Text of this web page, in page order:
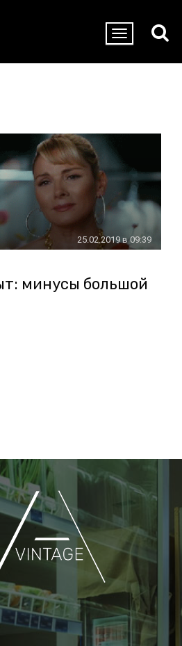
25.02.2019 в 09:39
минусы большой